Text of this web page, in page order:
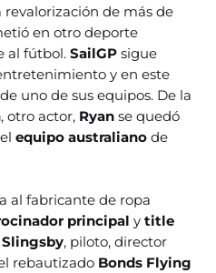
revalorización de más de
en otro deporte
al fútbol.SailGP sigue
y en este
uno de sus equipos. De la
, otro actor, Ryan se quedó
elequipo australiano de
al fabricante de ropa
principal ytitle
Slingsby, piloto, director
rebautizado Bonds Flying